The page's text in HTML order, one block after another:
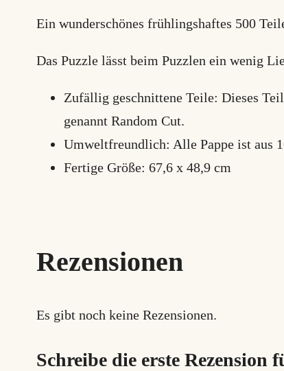
Ein wunderschönes frühlingshaftes 500
Das Puzzle lässt beim Puzzlen ein wenig
Zufällig geschnittene Teile: Dieses
genannt Random Cut.
Umweltfreundlich: Alle Pappe ist aus
Fertige Größe: 67,6 x 48,9 cm
Rezensionen
Es gibt noch keine Rezensionen.
Schreibe die erste Rezension